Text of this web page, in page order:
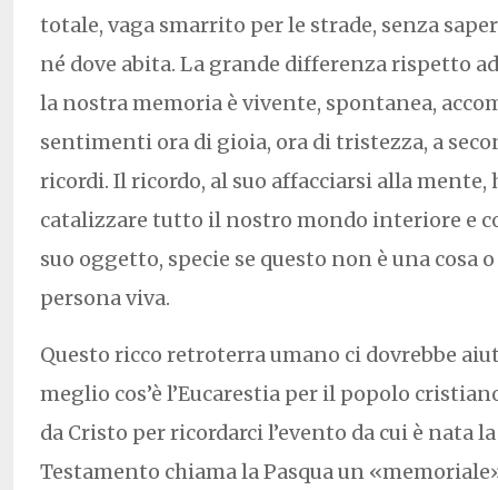
totale, vaga smarrito per le strade, senza
né dove abita. La grande differenza rispetto
la nostra memoria è vivente, spontanea,
sentimenti ora di gioia, ora di tristezza, a
ricordi. Il ricordo, al suo affacciarsi alla mente,
catalizzare tutto il nostro mondo interiore e
suo oggetto, specie se questo non è una cosa
persona viva.
Questo ricco retroterra umano ci dovrebbe
meglio cos’è l’Eucarestia per il popolo
da Cristo per ricordarci l’evento da cui è nata la
Testamento chiama la Pasqua un